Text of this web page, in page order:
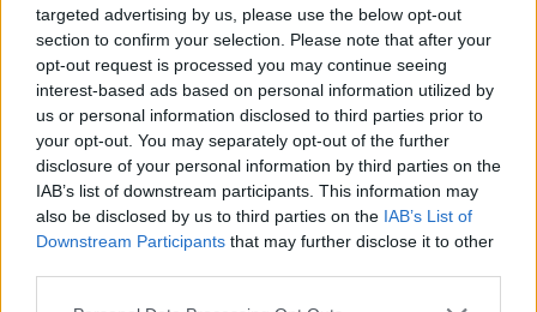
targeted advertising by us, please use the below opt-out
section to confirm your selection. Please note that after your
opt-out request is processed you may continue seeing
interest-based ads based on personal information utilized by
us or personal information disclosed to third parties prior to
your opt-out. You may separately opt-out of the further
disclosure of your personal information by third parties on the
IAB’s list of downstream participants. This information may
also be disclosed by us to third parties on the IAB’s List of
Downstream Participants that may further disclose it to other
ΕΠΙΧΕΙΡΗΣΕΙΣ
AKTOR: Συμφωνία με τη Motor Oil για την
εξαγορά του 75% των ΗΛΕΚΤΩΡ και THALIS
Ο Όμιλος AKTOR υπέγραψε δεσμευτική συμφωνία με τη Motor Oil